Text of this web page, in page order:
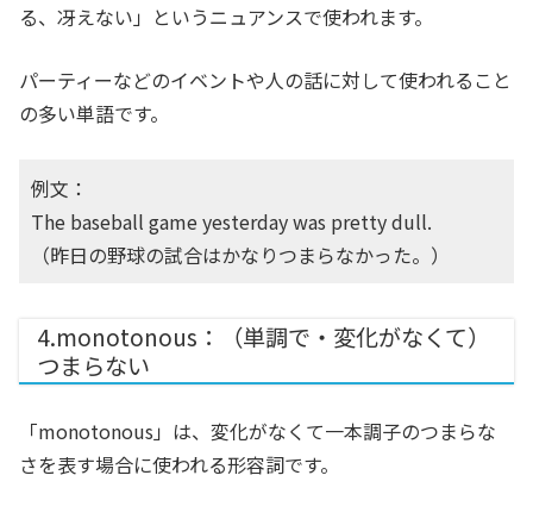
る、冴えない」というニュアンスで使われます。
パーティーなどのイベントや人の話に対して使われること
の多い単語です。
例文：
The baseball game yesterday was pretty dull.
（昨日の野球の試合はかなりつまらなかった。）
4.monotonous：（単調で・変化がなくて）
つまらない
「monotonous」は、変化がなくて一本調子のつまらな
さを表す場合に使われる形容詞です。